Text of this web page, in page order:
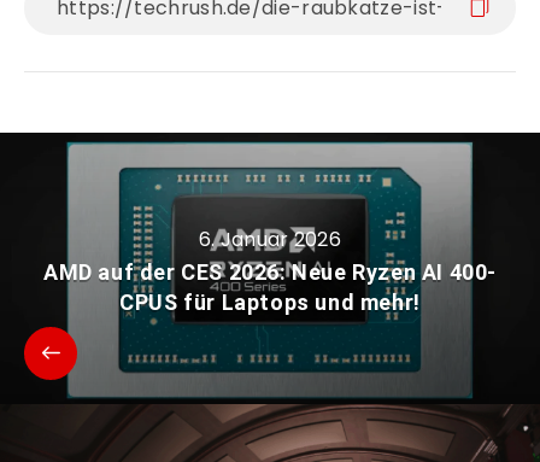
6. Januar 2026
AMD auf der CES 2026: Neue Ryzen AI 400-
CPUS für Laptops und mehr!